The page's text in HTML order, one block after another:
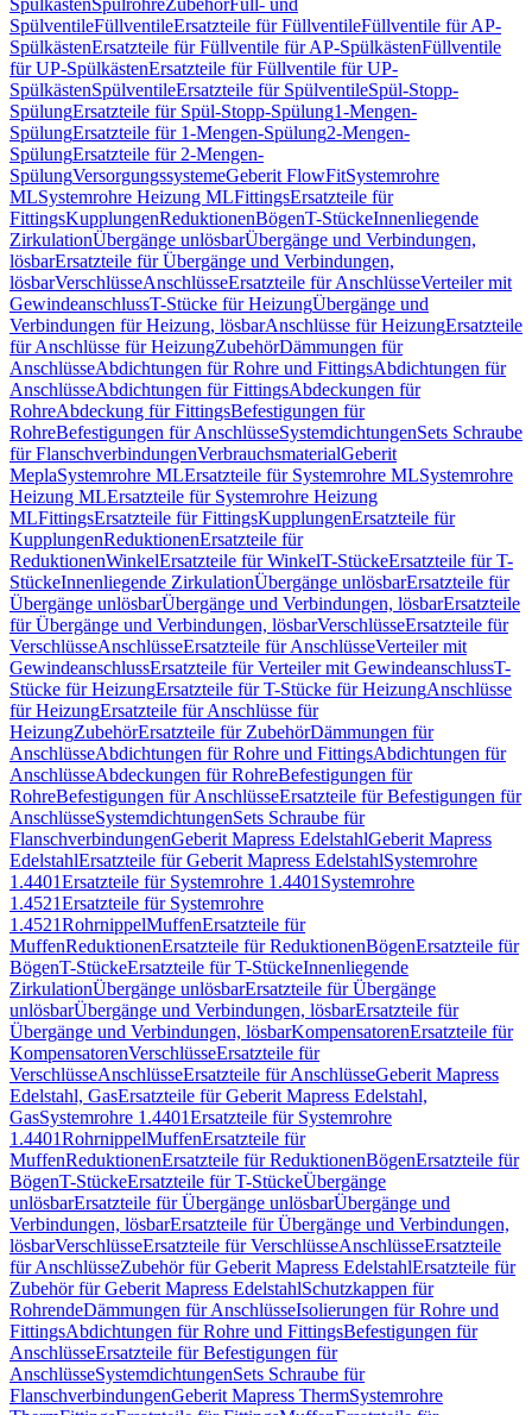
SpülkästenSpülrohreZubehörFüll- und
SpülventileFüllventileErsatzteile für FüllventileFüllventile für AP-
SpülkästenErsatzteile für Füllventile für AP-SpülkästenFüllventile
für UP-SpülkästenErsatzteile für Füllventile für UP-
SpülkästenSpülventileErsatzteile für SpülventileSpül-Stopp-
SpülungErsatzteile für Spül-Stopp-Spülung1-Mengen-
SpülungErsatzteile für 1-Mengen-Spülung2-Mengen-
SpülungErsatzteile für 2-Mengen-
SpülungVersorgungssystemeGeberit FlowFitSystemrohre
MLSystemrohre Heizung MLFittingsErsatzteile für
FittingsKupplungenReduktionenBögenT-StückeInnenliegende
ZirkulationÜbergänge unlösbarÜbergänge und Verbindungen,
lösbarErsatzteile für Übergänge und Verbindungen,
lösbarVerschlüsseAnschlüsseErsatzteile für AnschlüsseVerteiler mit
GewindeanschlussT-Stücke für HeizungÜbergänge und
Verbindungen für Heizung, lösbarAnschlüsse für HeizungErsatzteile
für Anschlüsse für HeizungZubehörDämmungen für
AnschlüsseAbdichtungen für Rohre und FittingsAbdichtungen für
AnschlüsseAbdichtungen für FittingsAbdeckungen für
RohreAbdeckung für FittingsBefestigungen für
RohreBefestigungen für AnschlüsseSystemdichtungenSets Schraube
für FlanschverbindungenVerbrauchsmaterialGeberit
MeplaSystemrohre MLErsatzteile für Systemrohre MLSystemrohre
Heizung MLErsatzteile für Systemrohre Heizung
MLFittingsErsatzteile für FittingsKupplungenErsatzteile für
KupplungenReduktionenErsatzteile für
ReduktionenWinkelErsatzteile für WinkelT-StückeErsatzteile für T-
StückeInnenliegende ZirkulationÜbergänge unlösbarErsatzteile für
Übergänge unlösbarÜbergänge und Verbindungen, lösbarErsatzteile
für Übergänge und Verbindungen, lösbarVerschlüsseErsatzteile für
VerschlüsseAnschlüsseErsatzteile für AnschlüsseVerteiler mit
GewindeanschlussErsatzteile für Verteiler mit GewindeanschlussT-
Stücke für HeizungErsatzteile für T-Stücke für HeizungAnschlüsse
für HeizungErsatzteile für Anschlüsse für
HeizungZubehörErsatzteile für ZubehörDämmungen für
AnschlüsseAbdichtungen für Rohre und FittingsAbdichtungen für
AnschlüsseAbdeckungen für RohreBefestigungen für
RohreBefestigungen für AnschlüsseErsatzteile für Befestigungen für
AnschlüsseSystemdichtungenSets Schraube für
FlanschverbindungenGeberit Mapress EdelstahlGeberit Mapress
EdelstahlErsatzteile für Geberit Mapress EdelstahlSystemrohre
1.4401Ersatzteile für Systemrohre 1.4401 Systemrohre
1.4521Ersatzteile für Systemrohre
1.4521RohrnippelMuffenErsatzteile für
MuffenReduktionenErsatzteile für ReduktionenBögenErsatzteile für
BögenT-StückeErsatzteile für T-StückeInnenliegende
ZirkulationÜbergänge unlösbarErsatzteile für Übergänge
unlösbarÜbergänge und Verbindungen, lösbarErsatzteile für
Übergänge und Verbindungen, lösbarKompensatorenErsatzteile für
KompensatorenVerschlüsseErsatzteile für
VerschlüsseAnschlüsseErsatzteile für AnschlüsseGeberit Mapress
Edelstahl, GasErsatzteile für Geberit Mapress Edelstahl,
GasSystemrohre 1.4401Ersatzteile für Systemrohre
1.4401RohrnippelMuffenErsatzteile für
MuffenReduktionenErsatzteile für ReduktionenBögenErsatzteile für
BögenT-StückeErsatzteile für T-StückeÜbergänge
unlösbarErsatzteile für Übergänge unlösbarÜbergänge und
Verbindungen, lösbarErsatzteile für Übergänge und Verbindungen,
lösbarVerschlüsseErsatzteile für VerschlüsseAnschlüsseErsatzteile
für AnschlüsseZubehör für Geberit Mapress EdelstahlErsatzteile für
Zubehör für Geberit Mapress EdelstahlSchutzkappen für
RohrendeDämmungen für AnschlüsseIsolierungen für Rohre und
FittingsAbdichtungen für Rohre und FittingsBefestigungen für
AnschlüsseErsatzteile für Befestigungen für
AnschlüsseSystemdichtungenSets Schraube für
FlanschverbindungenGeberit Mapress ThermSystemrohre